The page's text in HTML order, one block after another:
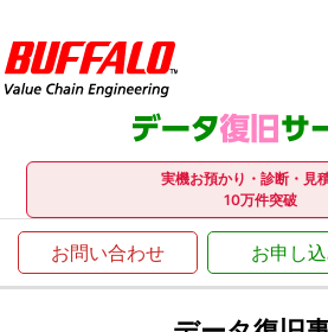
実機お預かり・診断・見
10万件突破
お問い合わせ お申し